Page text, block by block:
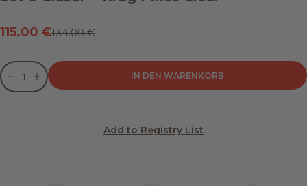
Angebot
115.00 €Regulärer Preis
134.00 €
Anzahl verringern
Anzahl verringern
IN DEN WARENKORB
Add to Registry List